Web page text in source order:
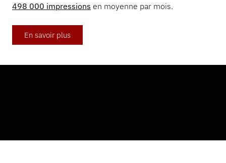
498 000 impressions en moyenne par mois.
En savoir plus